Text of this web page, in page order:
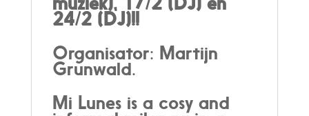
24/2 (DJ)!!
Organisator: Martijn
Grunwald.
Mi Lunes is a cosy and